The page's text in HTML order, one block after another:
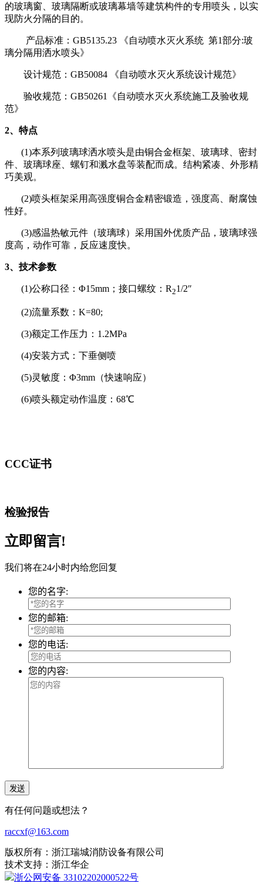
的玻璃窗、玻璃隔断或玻璃幕墙等建筑构件的专用喷头，以实
现防火分隔的目的。
产品标准：GB5135.23 《自动喷水灭火系统 第1部分:玻
璃分隔用洒水喷头》
设计规范：GB50084 《自动喷水灭火系统设计规范》
验收规范：GB50261《自动喷水灭火系统施工及验收规
范》
2、特点
(1)本系列玻璃球洒水喷头是由铜合金框架、玻璃球、密封
件、玻璃球座、螺钉和溅水盘等装配而成。结构紧凑、外形精
巧美观。
(2)喷头框架采用高强度铜合金精密锻造，强度高、耐腐蚀
性好。
(3)感温热敏元件（玻璃球）采用国外优质产品，玻璃球强
度高，动作可靠，反应速度快。
3、技术参数
(1)公称口径：Φ15mm；接口螺纹：R21/2″
(2)流量系数：K=80;
(3)额定工作压力：1.2MPa
(4)安装方式：下垂侧喷
(5)灵敏度：Φ3mm（快速响应）
(6)喷头额定动作温度：68℃
CCC证书
检验报告
立即留言!
我们将在24小时内给您回复
您的名字:
您的邮箱:
您的电话:
您的内容:
有任何问题或想法？
raccxf@163.com
版权所有：浙江瑞城消防设备有限公司
技术支持：浙江华企
浙公网安备 33102202000522号